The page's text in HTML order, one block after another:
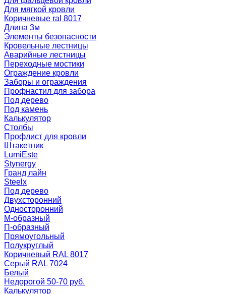
Для мягкой кровли
Коричневые ral 8017
Длина 3м
Элементы безопасности
Кровельные лестницы
Аварийные лестницы
Переходные мостики
Ограждение кровли
Заборы и ограждения
Профнастил для забора
Под дерево
Под камень
Калькулятор
Столбы
Профлист для кровли
Штакетник
LumiEste
Stynergy
Гранд лайн
Steelx
Под дерево
Двухсторонний
Односторонний
М-образный
П-образный
Прямоугольный
Полукруглый
Коричневый RAL 8017
Серый RAL 7024
Белый
Недорогой 50-70 руб.
Калькулятор